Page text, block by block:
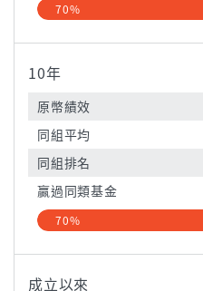
70%
10年
原幣績效
同組平均
同組排名
贏過同類基金
70%
成立以來